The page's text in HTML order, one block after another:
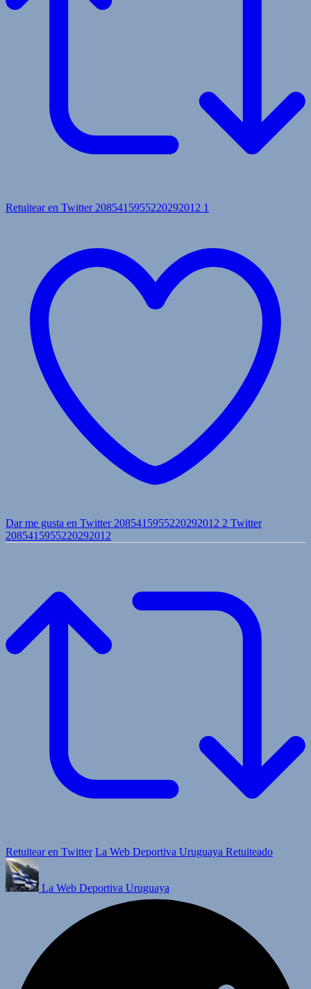
Retuitear en Twitter 2085415955220292012 1
Dar me gusta en Twitter 2085415955220292012 2 Twitter
2085415955220292012
Retuitear en Twitter La Web Deportiva Uruguaya Retuiteado
La Web Deportiva Uruguaya